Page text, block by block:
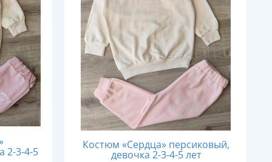
2-3-4-5
Костюм «Сердца» персиковый,
девочка 2-3-4-5 лет